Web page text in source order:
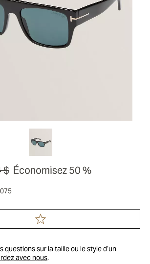
$ Économisez 50 %
questions sur la taille ou le style d’un
avec nous.